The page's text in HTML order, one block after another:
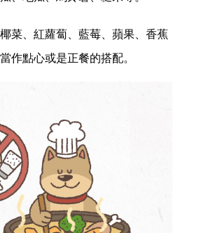
菜、紅蘿蔔、藍莓、蘋果、香蕉
作點心或是正餐的搭配。